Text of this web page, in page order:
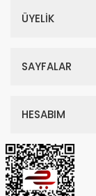
ÜYELİK
SAYFALAR
HESABIM